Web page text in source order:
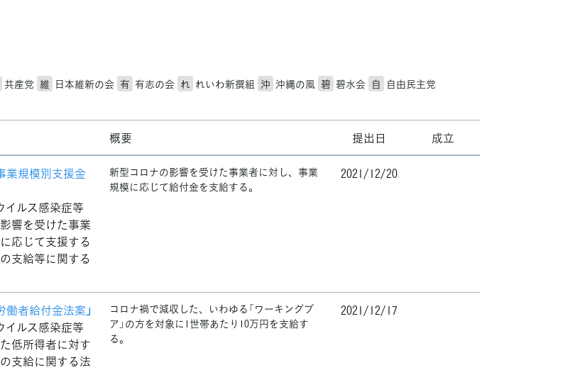
共産党 維 日本維新の会 有 有志の会 れ れいわ新撰組 沖 沖縄の風 碧 碧水会 自 自由民主党
概要 提出日 成立
業規模別支援金
イルス感染症等
響を受けた事業
応じて支援する
支給等に関する
新型コロナの影響を受けた事業者に対し、事業
規模に応じて給付金を支給する。
2021/12/20
働者給付金法案」
イルス感染症等
低所得者に対す
支給に関する法
コロナ禍で減収した、いわゆる「ワーキングプ
ア」の方を対象に1世帯あたり10万円を支給す
る。
2021/12/17